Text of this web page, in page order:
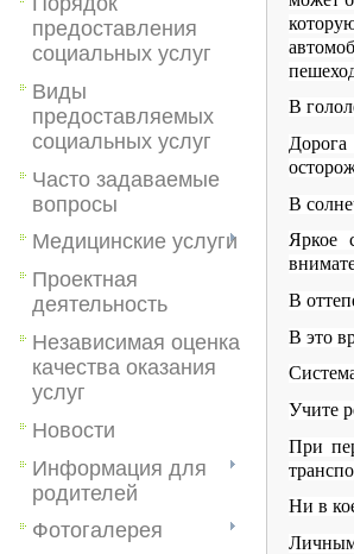
предоставления
социальных услуг
Виды
предоставляемых
социальных услуг
Часто задаваемые
вопросы
Медицинские услуги
Проектная
деятельность
Независимая оценка
качества оказания
услуг
Новости
Информация для
родителей
Фотогалерея
В
Дорога
В
Яркое
В
В это
Учите
При
Ни в
Личным